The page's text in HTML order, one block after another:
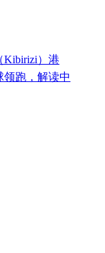
Kibirizi）港
领跑，解读中